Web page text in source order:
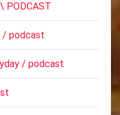
PODCAST
/ podcast
/ podcast